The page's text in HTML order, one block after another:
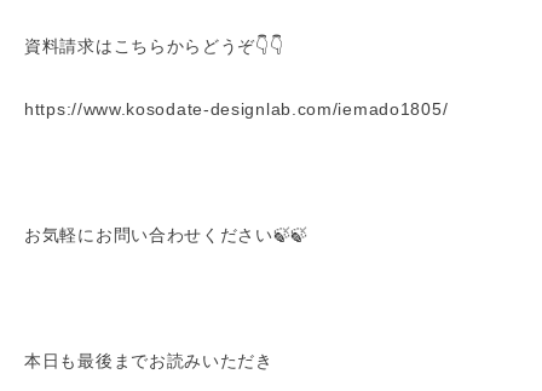
資料請求はこちらからどうぞ👇👇
https://www.kosodate-designlab.com/iemado1805/
お気軽にお問い合わせください🍃🍃
本日も最後までお読みいただき